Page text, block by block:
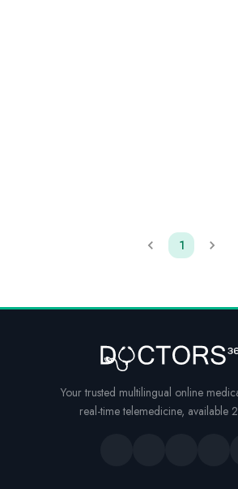
1
Your trusted multilingual online
real-time telemedicine,